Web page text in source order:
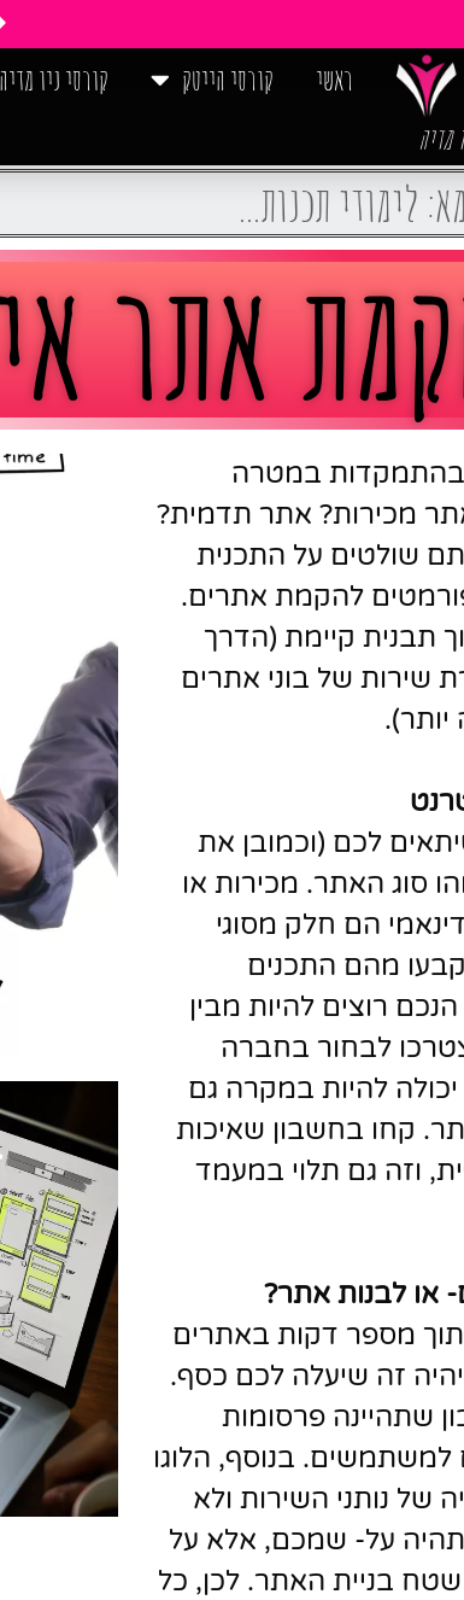
מדיה
ראשי קורסי הייטק קורסי ניו מדיה
אתר
בהתמקדות במטרה
מכירות? אתר תדמית?
שולטים על התכנית
להקמת אתרים.
תבנית קיימת (הדרך
שירות של בוני אתרים
לכם (וכמובן את
סוג האתר. מכירות או
הם חלק מסוגי
מהם התכנים
רוצים להיות מבין
לבחור בחברה
להיות במקרה גם
קחו בחשבון שאיכות
וזה גם תלוי במעמד
או לבנות אתר?
מספר דקות באתרים
זה שיעלה לכם כסף.
שתהיינה פרסומות
למשתמשים. בנוסף, הלוגו
נותני השירות ולא
על- שמכם, אלא על
בניית האתר. לכן, כל